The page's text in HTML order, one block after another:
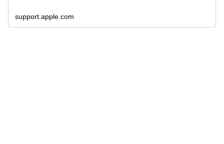
support.apple.com